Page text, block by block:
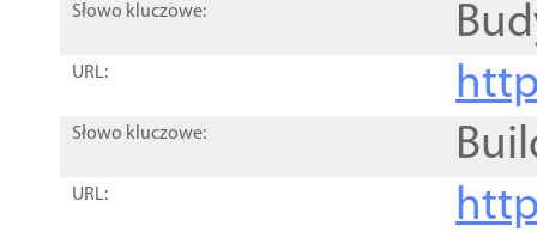
Słowo kluczowe:
URL:
Słowo kluczowe:
URL: